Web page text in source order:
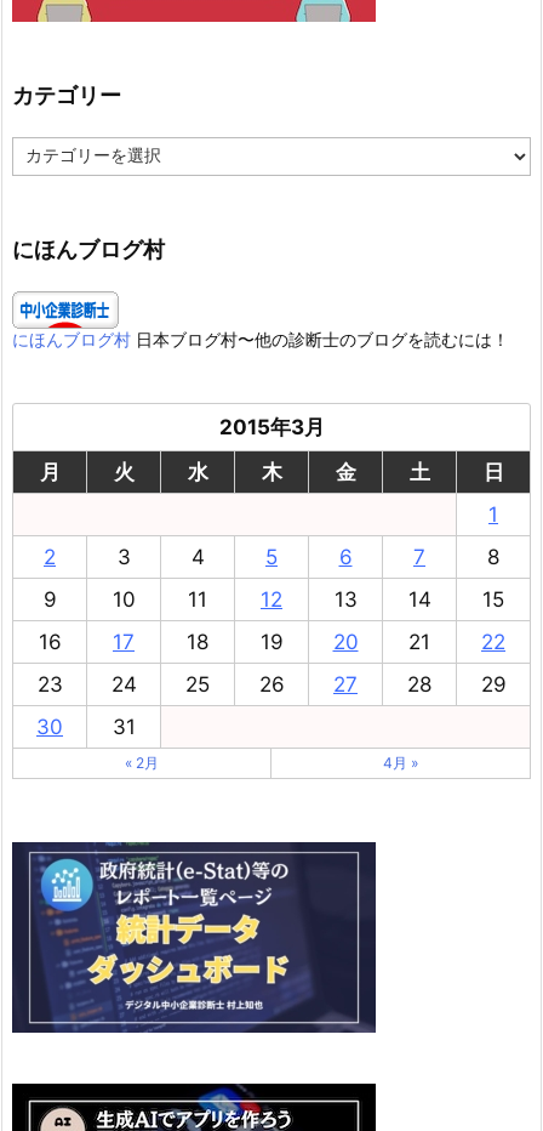
カテゴリー
テ
ー
にほんブログ村
にほんブログ村 日本ブログ村〜他の診断士のブログを読むには！
2015年3月
月
火 水 木 金 土
日
1
2
3 4 5 6 7
8
9
10 11 12 13 14
15
16
17 18 19 20 21
22
23
24 25 26 27 28
29
30
31
« 2月 4月 »